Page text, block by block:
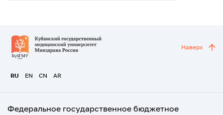
RU EN CN AR
Наверх
Федеральное государственное бюджетное